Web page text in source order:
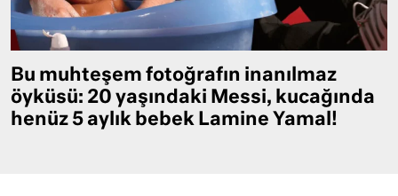
Bu muhteşem fotoğrafın inanılmaz
öyküsü: 20 yaşındaki Messi, kucağında
henüz 5 aylık bebek Lamine Yamal!